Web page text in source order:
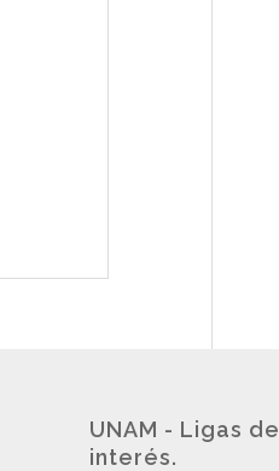
UNAM - Ligas de
interés.